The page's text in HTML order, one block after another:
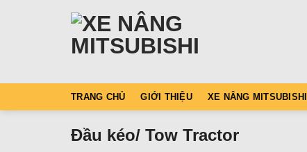
TRANG CHỦ GIỚI THIỆU XE NÂNG MITSUBISHI
Đầu kéo/ Tow Tractor